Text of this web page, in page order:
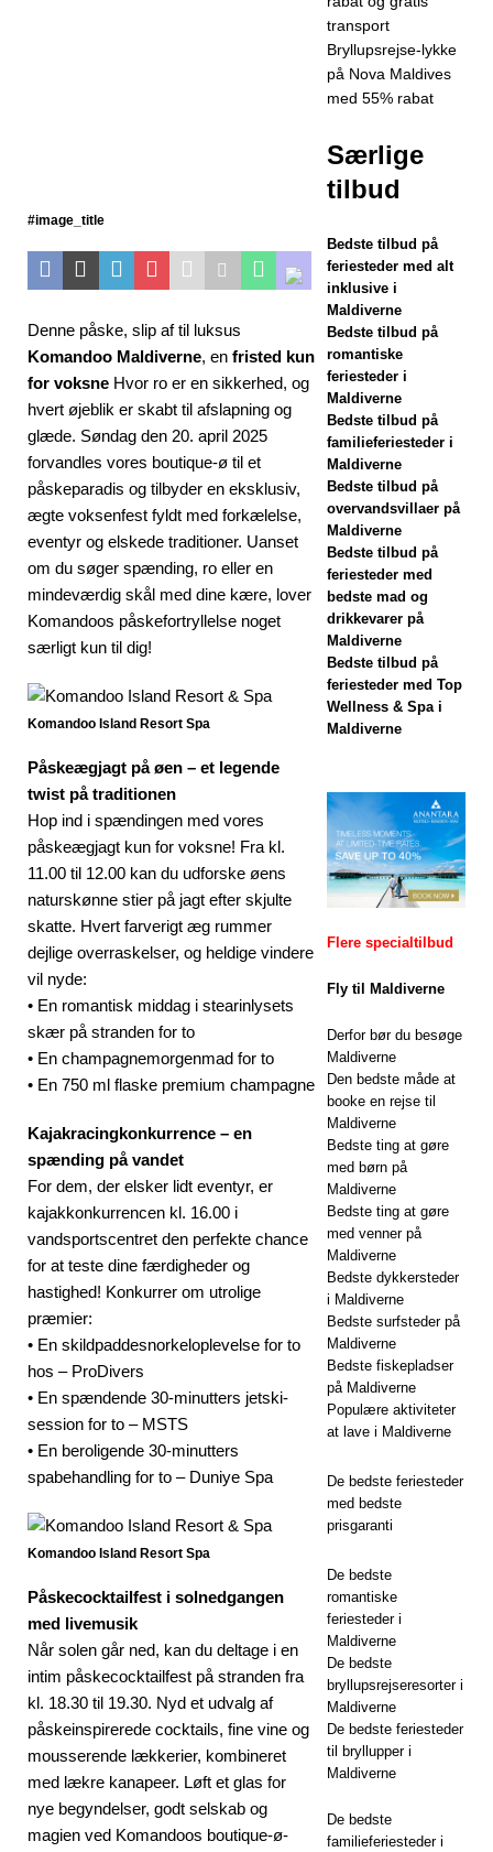
[21. november
Friday-tilbud på
2025
SÆRLIGE
TILBUD
[17. november
2025]
Cinnamon
Maldives
udsalg med op
gratis transport
SÆRLIGE
[13. november
Bryllupsrejse-
55% rabat
SÆRLIGE
TILBUD
#image_title
Denne påske, slip af til luksus
Komandoo Maldiverne, en fristed kun
for voksne Hvor ro er en sikkerhed, og
hvert øjeblik er skabt til afslapning og
glæde. Søndag den 20. april 2025
forvandles vores boutique-ø til et
påskeparadis og tilbyder en eksklusiv,
ægte voksenfest fyldt med forkælelse,
eventyr og elskede traditioner. Uanset
om du søger spænding, ro eller en
mindeværdig skål med dine kære, lover
Komandoos påskefortryllelse noget
særligt kun til dig!
Komandoo Island Resort Spa
Påskeægjagt på øen – et legende
twist på traditionen
Hop ind i spændingen med vores
påskeægjagt kun for voksne! Fra kl.
11.00 til 12.00 kan du udforske øens
naturskønne stier på jagt efter skjulte
skatte. Hvert farverigt æg rummer
dejlige overraskelser, og heldige vindere
vil nyde:
• En romantisk middag i stearinlysets
skær på stranden for to
• En champagnemorgenmad for to
• En 750 ml flaske premium champagne
Kajakracingkonkurrence – en
spænding på vandet
For dem, der elsker lidt eventyr, er
kajakkonkurrencen kl. 16.00 i
vandsportscentret den perfekte chance
for at teste dine færdigheder og
hastighed! Konkurrer om utrolige
præmier:
• En skildpaddesnorkeloplevelse for to
hos – ProDivers
• En spændende 30-minutters jetski-
session for to – MSTS
• En beroligende 30-minutters
spabehandling for to – Duniye Spa
Komandoo Island Resort Spa
Påskecocktailfest i solnedgangen
med livemusik
Når solen går ned, kan du deltage i en
intim påskecocktailfest på stranden fra
kl. 18.30 til 19.30. Nyd et udvalg af
påskeinspirerede cocktails, fine vine og
mousserende lækkerier, kombineret
med lækre kanapeer. Løft et glas for
nye begyndelser, godt selskab og
magien ved Komandoos boutique-ø-
transport
Bryllupsrejse-lykke
på Nova Maldives
med 55% rabat
Særlige
tilbud
Bedste tilbud på
feriesteder med alt
inklusive i
Maldiverne
Bedste tilbud på
romantiske
feriesteder i
Maldiverne
Bedste tilbud på
familieferiesteder i
Maldiverne
Bedste tilbud på
overvandsvillaer på
Maldiverne
Bedste tilbud på
feriesteder med
bedste mad og
drikkevarer på
Maldiverne
Bedste tilbud på
feriesteder med Top
Wellness & Spa i
Maldiverne
Flere specialtilbud
Fly til Maldiverne
Derfor bør du besøge
Maldiverne
Den bedste måde at
booke en rejse til
Maldiverne
Bedste ting at gøre
med børn på
Maldiverne
Bedste ting at gøre
med venner på
Maldiverne
Bedste dykkersteder
i Maldiverne
Bedste surfsteder på
Maldiverne
Bedste fiskepladser
på Maldiverne
Populære aktiviteter
at lave i Maldiverne
De bedste feriesteder
med bedste
prisgaranti
De bedste
romantiske
feriesteder i
Maldiverne
De bedste
bryllupsrejseresorter i
Maldiverne
De bedste feriesteder
til bryllupper i
Maldiverne
De bedste
familieferiesteder i